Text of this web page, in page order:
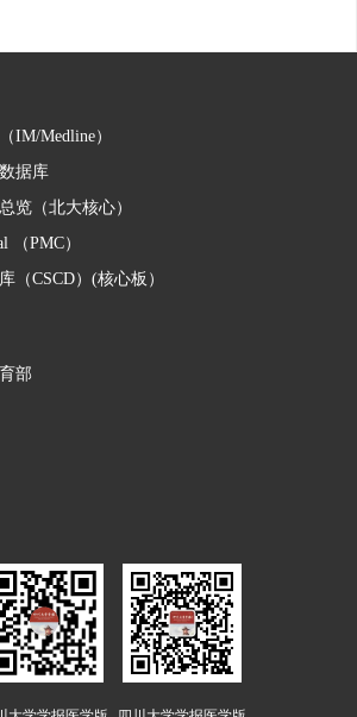
IM/Medline）
据库
览（北大核心）
（PMC）
（CSCD）(核心板）
部